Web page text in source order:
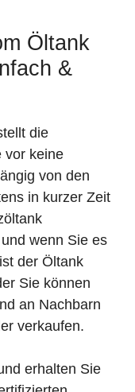
Öltank
&
die
vor keine
von den
in kurzer Zeit
wenn Sie es
der Öltank
Sie können
an Nachbarn
verkaufen.
erhalten Sie